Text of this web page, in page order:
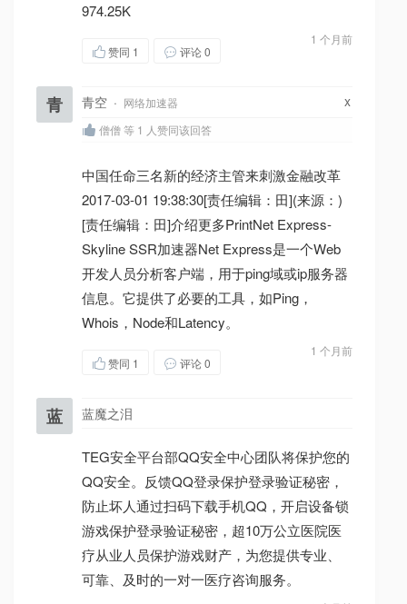
974.25K
1 个月前
赞同 1 评论 0
青 青空 · 网络加速器 x
僧僧 等 1 人赞同该回答
中国任命三名新的经济主管来刺激金融改革
2017-03-01 19:38:30[责任编辑：田](来源：)
[责任编辑：田]介绍更多PrintNet Express-
Skyline SSR加速器Net Express是一个Web
开发人员分析客户端，用于ping域或ip服务器
信息。它提供了必要的工具，如Ping，
Whois，Node和Latency。
1 个月前
赞同 1 评论 0
蓝 蓝魔之泪
TEG安全平台部QQ安全中心团队将保护您的
QQ安全。反馈QQ登录保护登录验证秘密，
防止坏人通过扫码下载手机QQ，开启设备锁
游戏保护登录验证秘密，超10万公立医院医
疗从业人员保护游戏财产，为您提供专业、
可靠、及时的一对一医疗咨询服务。